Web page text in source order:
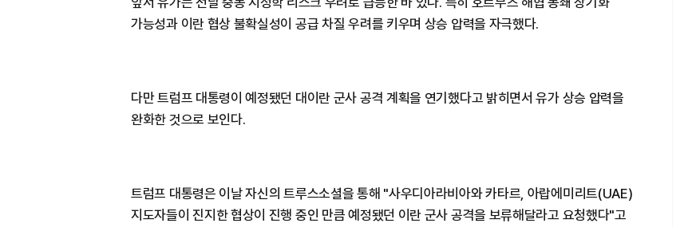
가능성과 이란 협상 불확실성이 공급 차질 우려를 키우며 상승 압력을 자극했다.
다만 트럼프 대통령이 예정됐던 대이란 군사 공격 계획을 연기했다고 밝히면서 유가 상승 압력을
완화한 것으로 보인다.
트럼프 대통령은 이날 자신의 트루스소셜을 통해 "사우디아라비아와 카타르, 아랍에미리트(UAE)
지도자들이 진지한 협상이 진행 중인 만큼 예정됐던 이란 군사 공격을 보류해달라고 요청했다"고